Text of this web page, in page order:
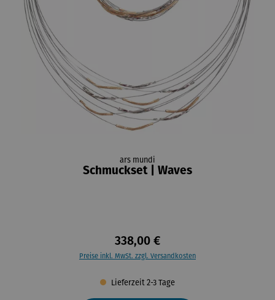
ars mundi
Schmuckset | Waves
338,00 €
Preise inkl. MwSt. zzgl. Versandkosten
Lieferzeit 2-3 Tage